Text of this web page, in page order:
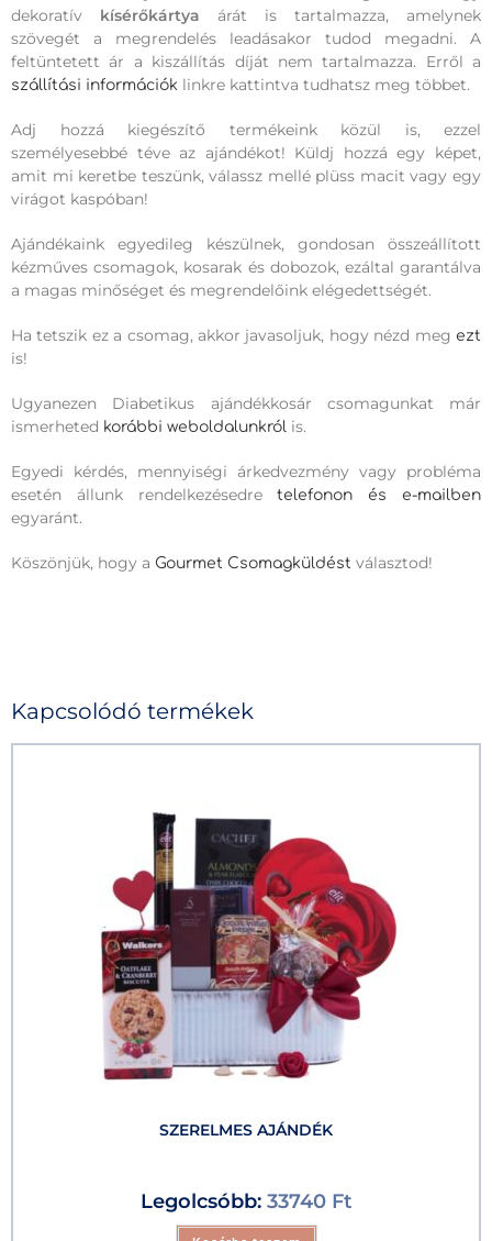
dekoratív kísérőkártya árát is tartalmazza, amelynek
szövegét a megrendelés leadásakor tudod megadni. A
feltüntetett ár a kiszállítás díját nem tartalmazza. Erről a
szállítási információk linkre kattintva tudhatsz meg többet.
Adj hozzá kiegészítő termékeink közül is, ezzel
személyesebbé téve az ajándékot! Küldj hozzá egy képet,
amit mi keretbe teszünk, válassz mellé plüss macit vagy egy
virágot kaspóban!
Ajándékaink egyedileg készülnek, gondosan összeállított
kézműves csomagok, kosarak és dobozok, ezáltal garantálva
a magas minőséget és megrendelőink elégedettségét.
Ha tetszik ez a csomag, akkor javasoljuk, hogy nézd meg ezt
is!
Ugyanezen Diabetikus ajándékkosár csomagunkat már
ismerheted korábbi weboldalunkról is.
Egyedi kérdés, mennyiségi árkedvezmény vagy probléma
esetén állunk rendelkezésedretelefonon és e-mailben
egyaránt.
Köszönjük, hogy a Gourmet Csomagküldést választod!
Kapcsolódó termékek
SZERELMES AJÁNDÉK
Legolcsóbb: 33740 Ft